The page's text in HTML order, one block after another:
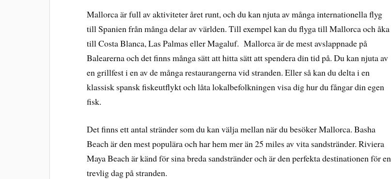
Mallorca är full av aktiviteter året runt, och du kan njuta av många internationella flyg
till Spanien från många delar av världen. Till exempel kan du flyga till Mallorca och åka
till Costa Blanca, Las Palmas eller Magaluf. Mallorca är de mest avslappnade på
Balearerna och det finns många sätt att hitta sätt att spendera din tid på. Du kan njuta av
en grillfest i en av de många restaurangerna vid stranden. Eller så kan du delta i en
klassisk spansk fiskeutflykt och låta lokalbefolkningen visa dig hur du fångar din egen
fisk.
Det finns ett antal stränder som du kan välja mellan när du besöker Mallorca. Basha
Beach är den mest populära och har hem mer än 25 miles av vita sandstränder. Riviera
Maya Beach är känd för sina breda sandstränder och är den perfekta destinationen för en
trevlig dag på stranden.